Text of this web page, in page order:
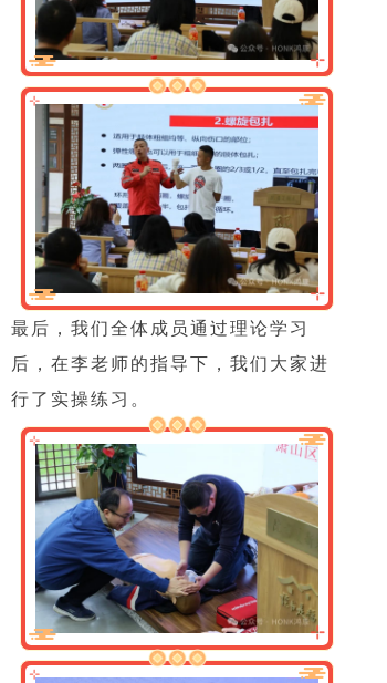
最后，我们全体成员通过理论学习
后，在李老师的指导下，我们大家进
行了实操练习。